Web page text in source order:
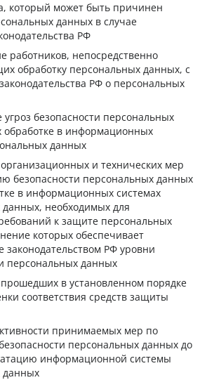
который может быть причинен
данных в случае
РФ
работников, непосредственно
обработку персональных данных, с
РФ о персональных
безопасности персональных
в информационных
данных
и технических мер
безопасности персональных данных
в информационных системах
необходимых для
к защите персональных
которых обеспечивает
законодательством РФ уровни
персональных данных
в установленном порядке
соответствия средств защиты
принимаемых мер по
персональных данных до
информационной системы
данных